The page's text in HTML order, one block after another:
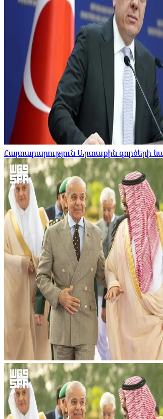
Հայտարարություն Արտաքին գործերի